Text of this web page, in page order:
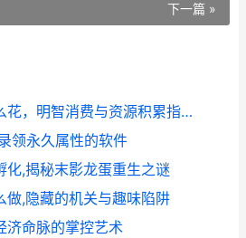
下一篇 »
和平精英里金币怎么花，明智消费与资源积累指南
领永久属性的软件
化,揭秘末影龙蛋重生之谜
做,隐藏的机关与趣味陷阱
济命脉的掌控艺术